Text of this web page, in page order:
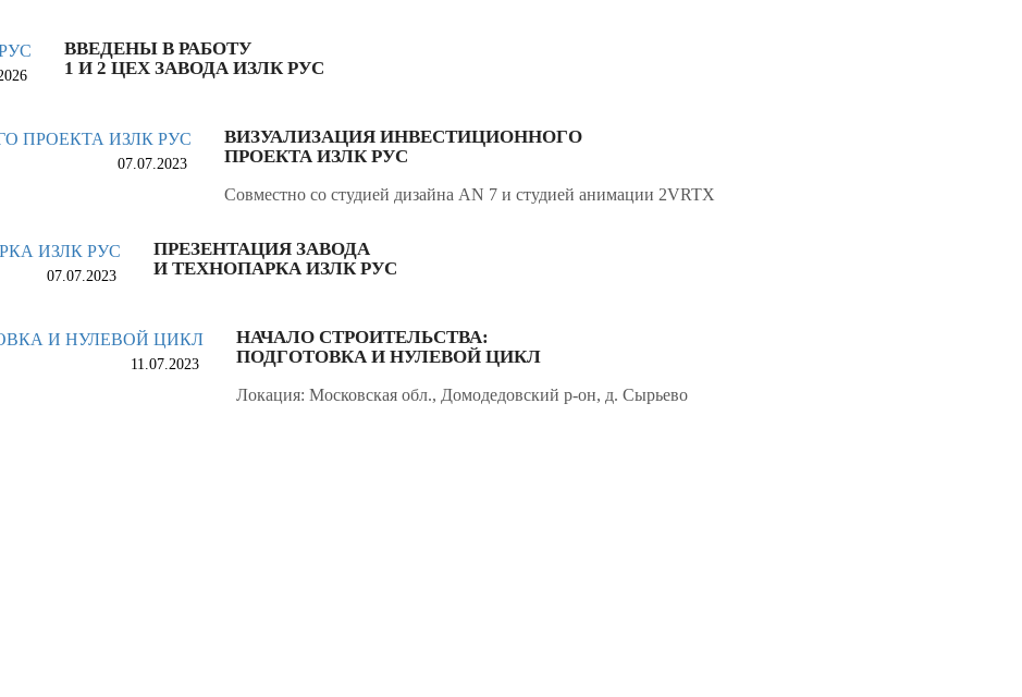
ВВЕДЕНЫ В РАБОТУ
1 И 2 ЦЕХ ЗАВОДА ИЗЛК РУС
07.07.2023
ВИЗУАЛИЗАЦИЯ ИНВЕСТИЦИОННОГО
ПРОЕКТА ИЗЛК РУС
Совместно со студией дизайна AN 7 и студией анимации 2VRTX
07.07.2023
ПРЕЗЕНТАЦИЯ ЗАВОДА
И ТЕХНОПАРКА ИЗЛК РУС
11.07.2023
НАЧАЛО СТРОИТЕЛЬСТВА:
ПОДГОТОВКА И НУЛЕВОЙ ЦИКЛ
Локация: Московская обл., Домодедовский р-он, д. Сырьево